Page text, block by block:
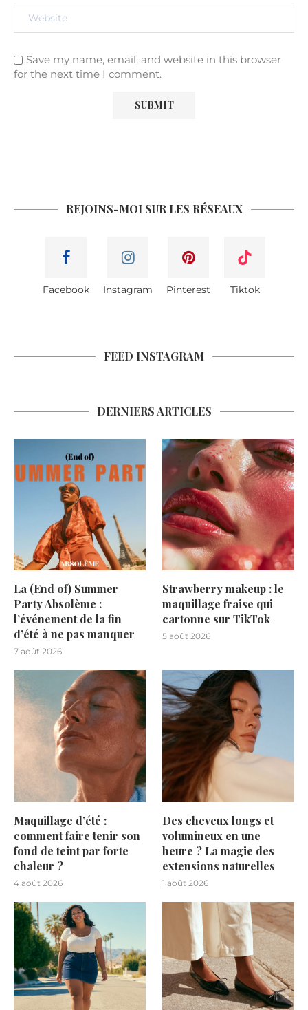
Save my name, email, and website in this browser
for the next time I comment.
REJOINS-MOI SUR LES RÉSEAUX
Facebook Instagram Pinterest Tiktok
FEED INSTAGRAM
DERNIERS ARTICLES
La (End of) Summer
Party Absolème :
l’événement de la fin
d’été à ne pas manquer
7 août 2026
Strawberry makeup : le
maquillage fraise qui
cartonne sur TikTok
5 août 2026
Maquillage d’été :
comment faire tenir son
fond de teint par forte
chaleur ?
4 août 2026
Des cheveux longs et
volumineux en une
heure ? La magie des
extensions naturelles
1 août 2026